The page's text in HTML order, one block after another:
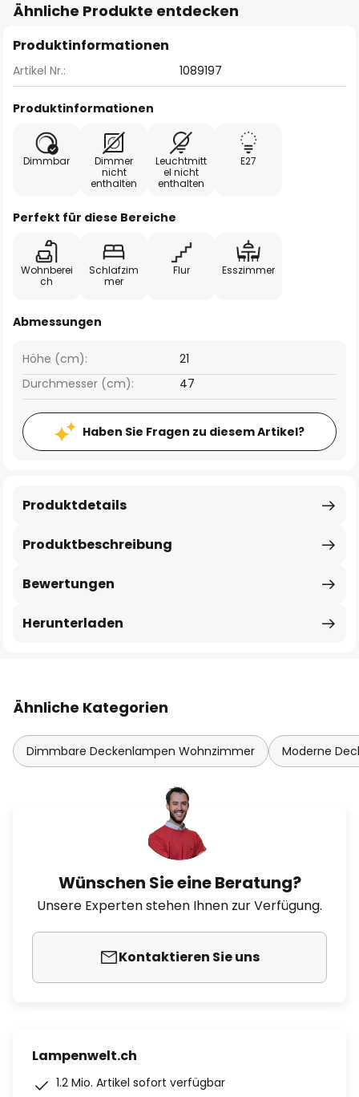
Ähnliche Produkte entdecken
Produktinformationen
Artikel Nr.: 1089197
Produktinformationen
Dimmbar
Dimmer
nicht
enthalten
Leuchtmitt
el nicht
enthalten
E27
Perfekt für diese Bereiche
Wohnberei
ch
Schlafzim
mer
Flur Esszimmer
Abmessungen
Höhe (cm):
21
Durchmesser (cm):
47
Haben Sie Fragen zu diesem Artikel?
Produktbeschreibung
Produktdetails
Bewertungen
Herunterladen
Ähnliche Kategorien
Dimmbare Deckenlampen Wohnzimmer Moderne
Wünschen Sie eine Beratung?
Unsere Experten stehen Ihnen zur Verfügung.
Kontaktieren Sie uns
Lampenwelt.ch
1.2 Mio. Artikel sofort verfügbar